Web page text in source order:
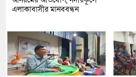
এলাকাবাসীর মানববন্ধন